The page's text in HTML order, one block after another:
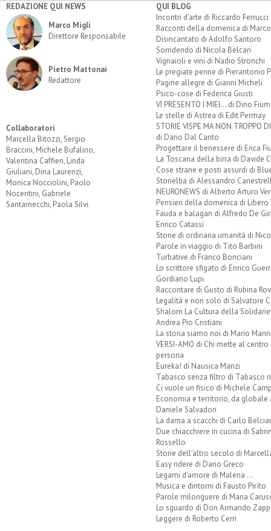
REDAZIONE QUI NEWS
Marco Migli
Direttore Responsabile
Pietro Mattonai
Redattore
Collaboratori
Marcella Bitozzi, Sergio
Braccini, Michele Bufalino,
Valentina Caffieri, Linda
Giuliani, Dina Laurenzi,
Monica Nocciolini, Paolo
Nocentini, Gabriele
Santarnecchi, Paola Silvi.
QUI BLOG
Incontri d'arte di Riccardo Ferrucci
Racconti della domenica di
Disincantato di Adolfo Santoro
Sorridendo di Nicola Belcari
Vignaioli e vini di Nadio Stronchi
Le pregiate penne di Pierantonio
Pagine allegre di Gianni Micheli
Psico-cose di Federica Giusti
VI PRESENTO I MIEI... di Dino
Le stelle di Astrea di Edit Permay
STORIE VISPE MA NON TROPPO
di Dario Dal Canto
Progettare il benessere di Erica
La Toscana della birra di Davide
Cose strane e posti assurdi di
Storielba di Alessandro
NEURONEWS di Alberto Arturo
Pensieri della domenica di Libero
Fauda e balagan di Alfredo De
Enrico Catassi
Storie di ordinaria umanità di
Parole in viaggio di Tito Barbini
Turbative di Franco Bonciani
Lo scrittore sfigato di Enrico
Gordiano Lupi
Raccontare di Gusto di Rubina
Legalità e non solo di Salvatore
Shalom La Cultura della
Andrea Pio Cristiani
La storia siamo noi di Mario
VERSI-AMO di Chi mette al centro
persona
Eureka! di Nausica Manzi
Tabasco senza filtro di Tabasco
Ci vuole un fisico di Michele
Economia e territorio, da globale
Daniele Salvadori
La dama a scacchi di Carlo
Due chiacchiere in cucina di
Rossello
Storie dell'altro secolo di
Easy ridere di Dario Greco
Legami d'amore di Malena ...
Musica e dintorni di Fausto Pirìto
Parole milonguere di Maria
Lo sguardo di Don Armando
Leggere di Roberto Cerri